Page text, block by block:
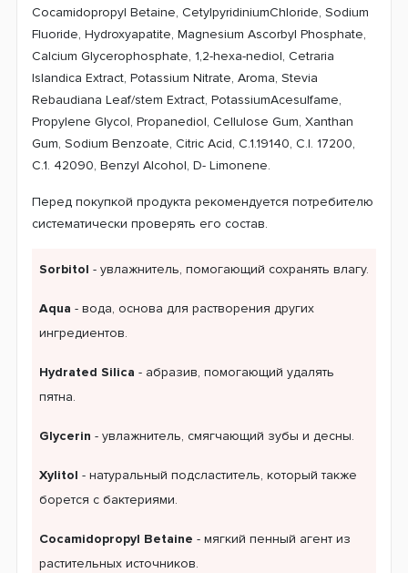
Cocamidopropyl Betaine, CetylpyridiniumChloride, Sodium
Fluoride, Hydroxyapatite, Magnesium Ascorbyl Phosphate,
Calcium Glycerophosphate, 1,2-hexa-nediol, Cetraria
Islandica Extract, Potassium Nitrate, Aroma, Stevia
Rebaudiana Leaf/stem Extract, PotassiumAcesulfame,
Propylene Glycol, Propanediol, Cellulose Gum, Xanthan
Gum, Sodium Benzoate, Citric Acid, C.1.19140, C.I. 17200,
C.1. 42090, Benzyl Alcohol, D- Limonene.
Перед покупкой продукта рекомендуется потребителю
систематически проверять его состав.
Sorbitol - увлажнитель, помогающий сохранять влагу.
Aqua - вода, основа для растворения других
ингредиентов.
Hydrated Silica - абразив, помогающий удалять
пятна.
Glycerin - увлажнитель, смягчающий зубы и десны.
Xylitol - натуральный подсластитель, который также
борется с бактериями.
Cocamidopropyl Betaine - мягкий пенный агент из
растительных источников.